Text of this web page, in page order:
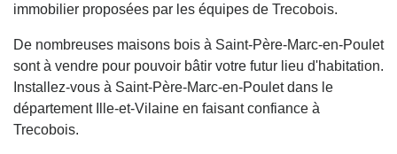
immobilier proposées par les équipes de Trecobois.
De nombreuses maisons bois à Saint-Père-Marc-en-Poulet
sont à vendre pour pouvoir bâtir votre futur lieu d'habitation.
Installez-vous à Saint-Père-Marc-en-Poulet dans le
département Ille-et-Vilaine en faisant confiance à
Trecobois.